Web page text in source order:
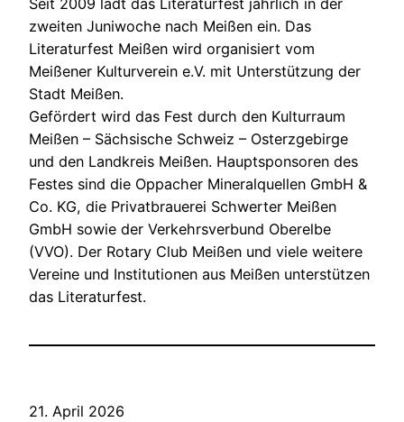
zweiten Juniwoche nach Meißen ein. Das
Literaturfest Meißen wird organisiert vom
Meißener Kulturverein e.V. mit Unterstützung der
Stadt Meißen.
Gefördert wird das Fest durch den Kulturraum
Meißen – Sächsische Schweiz – Osterzgebirge
und den Landkreis Meißen. Hauptsponsoren des
Festes sind die Oppacher Mineralquellen GmbH &
Co. KG, die Privatbrauerei Schwerter Meißen
GmbH sowie der Verkehrsverbund Oberelbe
(VVO). Der Rotary Club Meißen und viele weitere
Vereine und Institutionen aus Meißen unterstützen
das Literaturfest.
21. April 2026